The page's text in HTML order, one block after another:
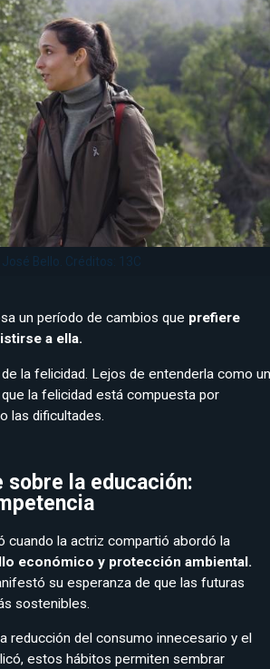
Bello. Créditos: 13C
un período de cambios que prefiere
a ella.
la felicidad. Lejos de entenderla como un
la felicidad está compuesta por
las dificultades.
la educación:
la actriz compartió abordó la
económico y protección ambiental.
su esperanza de que las futuras
sostenibles.
reducción del consumo innecesario y el
estos hábitos permiten sembrar